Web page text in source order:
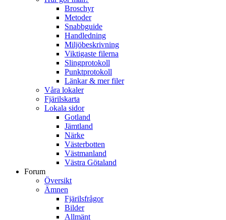
Broschyr
Metoder
Snabbguide
Handledning
Miljöbeskrivning
Viktigaste filerna
Slingprotokoll
Punktprotokoll
Länkar & mer filer
Våra lokaler
Fjärilskarta
Lokala sidor
Gotland
Jämtland
Närke
Västerbotten
Västmanland
Västra Götaland
Forum
Översikt
Ämnen
Fjärilsfrågor
Bilder
Allmänt